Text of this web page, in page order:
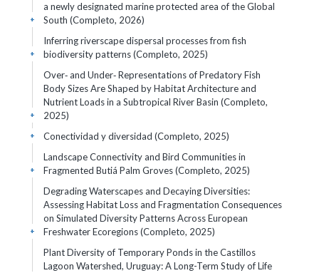
a newly designated marine protected area of the Global
South (Completo, 2026)
+
Inferring riverscape dispersal processes from fish
biodiversity patterns (Completo, 2025)
+
Over‐ and Under‐ Representations of Predatory Fish
Body Sizes Are Shaped by Habitat Architecture and
Nutrient Loads in a Subtropical River Basin (Completo,
2025)
+
Conectividad y diversidad (Completo, 2025)
+
Landscape Connectivity and Bird Communities in
Fragmented Butiá Palm Groves (Completo, 2025)
+
Degrading Waterscapes and Decaying Diversities:
Assessing Habitat Loss and Fragmentation Consequences
on Simulated Diversity Patterns Across European
Freshwater Ecoregions (Completo, 2025)
+
Plant Diversity of Temporary Ponds in the Castillos
Lagoon Watershed, Uruguay: A Long-Term Study of Life